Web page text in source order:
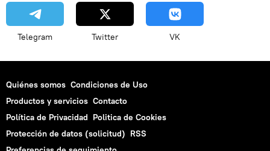
Telegram Twitter VK
Quiénes somos Condiciones de Uso
Productos y servicios Contacto
Política de Privacidad Politica de Cookies
Protección de datos (solicitud) RSS